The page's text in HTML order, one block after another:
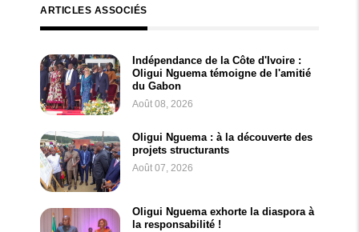
ARTICLES ASSOCIÉS
Indépendance de la Côte d'Ivoire :
Oligui Nguema témoigne de l'amitié
du Gabon
Août 08, 2026
Oligui Nguema : à la découverte des
projets structurants
Août 07, 2026
Oligui Nguema exhorte la diaspora à
la responsabilité !